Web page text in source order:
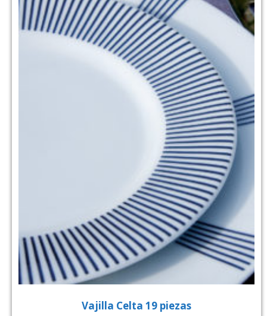
Vajilla Celta 19 piezas